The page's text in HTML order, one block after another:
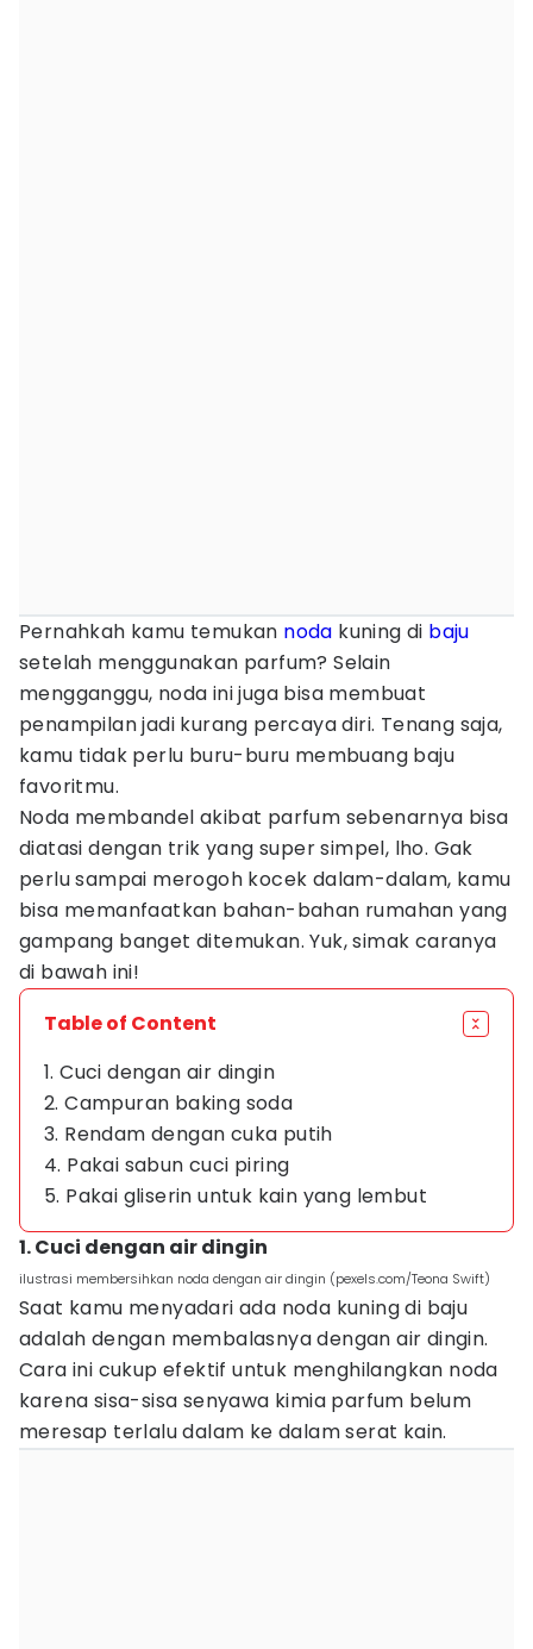
Pernahkah kamu temukan noda kuning di baju
setelah menggunakan parfum? Selain
mengganggu, noda ini juga bisa membuat
penampilan jadi kurang percaya diri. Tenang saja,
kamu tidak perlu buru-buru membuang baju
favoritmu.
Noda membandel akibat parfum sebenarnya bisa
diatasi dengan trik yang super simpel, lho. Gak
perlu sampai merogoh kocek dalam-dalam, kamu
bisa memanfaatkan bahan-bahan rumahan yang
gampang banget ditemukan. Yuk, simak caranya
di bawah ini!
Table of Content
1. Cuci dengan air dingin
2. Campuran baking soda
3. Rendam dengan cuka putih
4. Pakai sabun cuci piring
5. Pakai gliserin untuk kain yang lembut
1. Cuci dengan air dingin
ilustrasi membersihkan noda dengan air dingin (pexels.com/Teona Swift)
Saat kamu menyadari ada noda kuning di baju
adalah dengan membalasnya dengan air dingin.
Cara ini cukup efektif untuk menghilangkan noda
karena sisa-sisa senyawa kimia parfum belum
meresap terlalu dalam ke dalam serat kain.